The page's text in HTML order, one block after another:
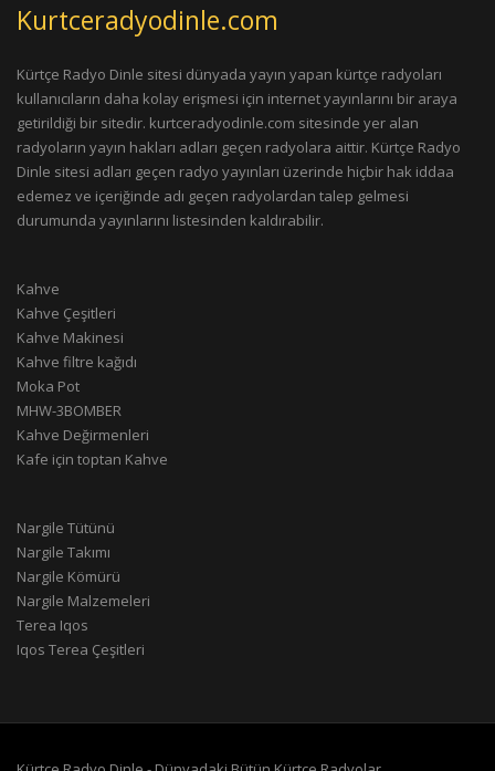
Kurtceradyodinle.com
Kürtçe Radyo Dinle sitesi dünyada yayın yapan kürtçe radyoları
kullanıcıların daha kolay erişmesi için internet yayınlarını bir araya
getirildiği bir sitedir. kurtceradyodinle.com sitesinde yer alan
radyoların yayın hakları adları geçen radyolara aittir. Kürtçe Radyo
Dinle sitesi adları geçen radyo yayınları üzerinde hiçbir hak iddaa
edemez ve içeriğinde adı geçen radyolardan talep gelmesi
durumunda yayınlarını listesinden kaldırabilir.
Kahve
Kahve Çeşitleri
Kahve Makinesi
Kahve filtre kağıdı
Moka Pot
MHW-3BOMBER
Kahve Değirmenleri
Kafe için toptan Kahve
Nargile Tütünü
Nargile Takımı
Nargile Kömürü
Nargile Malzemeleri
Terea Iqos
Iqos Terea Çeşitleri